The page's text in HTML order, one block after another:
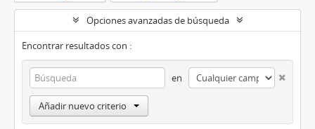
Opciones avanzadas de búsqueda
Encontrar resultados con :
en
Añadir nuevo criterio